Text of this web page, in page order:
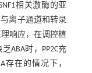
相关激酶的亚
离子通道和转录
响应，在调控植
ABA时，PP2C充
存在的情况下，